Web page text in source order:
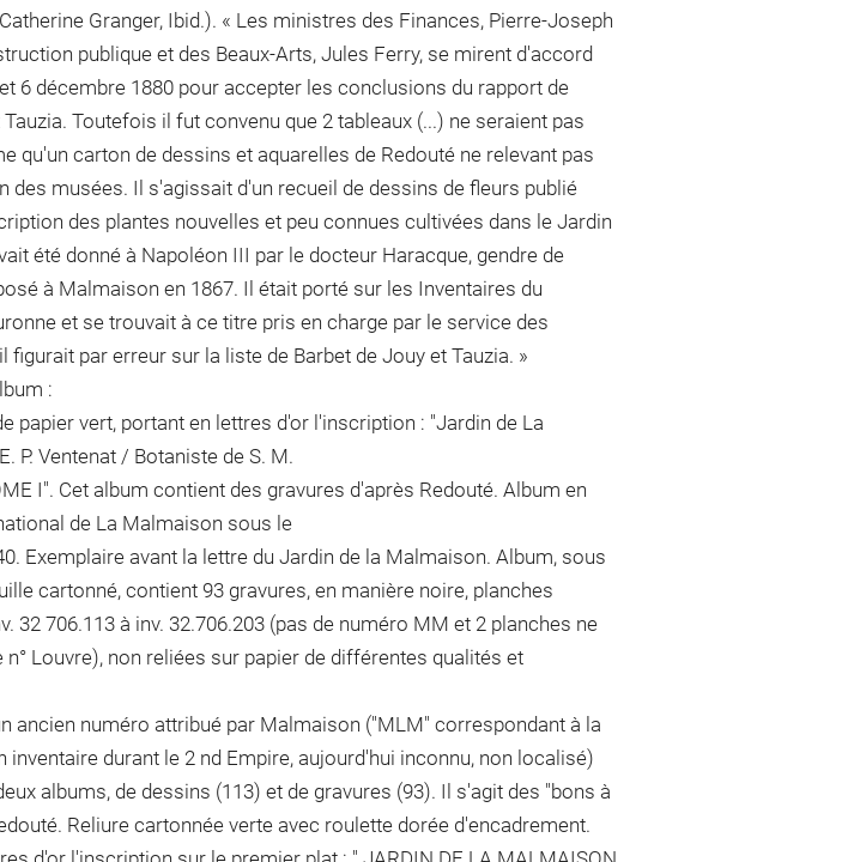
Granger, Ibid.). « Les ministres des Finances, Pierre-Joseph
publique et des Beaux-Arts, Jules Ferry, se mirent d'accord
6 décembre 1880 pour accepter les conclusions du rapport de
Toutefois il fut convenu que 2 tableaux (...) ne seraient pas
qu'un carton de dessins et aquarelles de Redouté ne relevant pas
des musées. Il s'agissait d'un recueil de dessins de fleurs publié
des plantes nouvelles et peu connues cultivées dans le Jardin
été donné à Napoléon III par le docteur Haracque, gendre de
à Malmaison en 1867. Il était porté sur les Inventaires du
et se trouvait à ce titre pris en charge par le service des
figurait par erreur sur la liste de Barbet de Jouy et Tauzia. »
:
papier vert, portant en lettres d'or l'inscription : "Jardin de La
P. Ventenat / Botaniste de S. M.
I". Cet album contient des gravures d'après Redouté. Album en
de La Malmaison sous le
Exemplaire avant la lettre du Jardin de la Malmaison. Album, sous
cartonné, contient 93 gravures, en manière noire, planches
32 706.113 à inv. 32.706.203 (pas de numéro MM et 2 planches ne
n° Louvre), non reliées sur papier de différentes qualités et
ancien numéro attribué par Malmaison ("MLM" correspondant à la
inventaire durant le 2 nd Empire, aujourd'hui inconnu, non localisé)
albums, de dessins (113) et de gravures (93). Il s'agit des "bons à
Reliure cartonnée verte avec roulette dorée d'encadrement.